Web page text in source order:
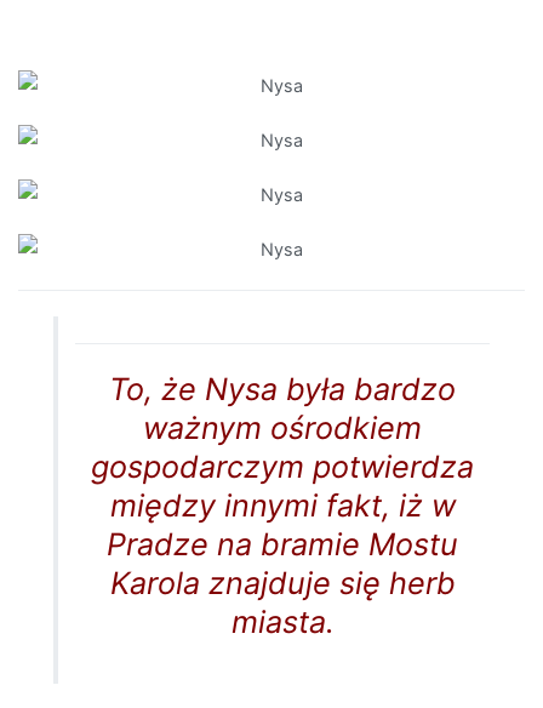
To, że Nysa była bardzo
ważnym ośrodkiem
gospodarczym potwierdza
między innymi fakt, iż w
Pradze na bramie Mostu
Karola znajduje się herb
miasta.